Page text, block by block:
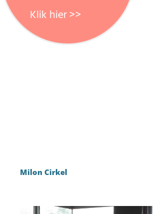
Klik hier >>
Milon Cirkel